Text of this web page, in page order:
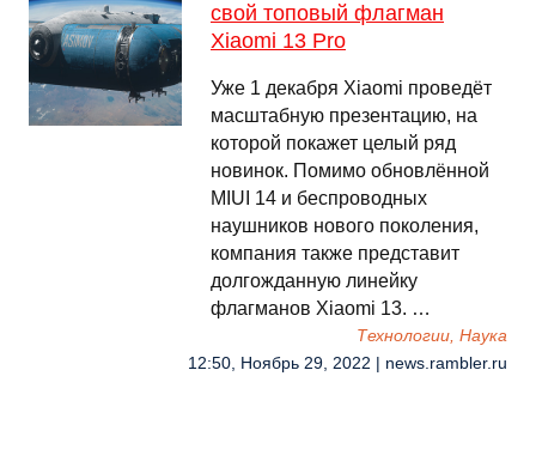
свой топовый флагман
Xiaomi 13 Pro
Уже 1 декабря Xiaomi проведёт
масштабную презентацию, на
которой покажет целый ряд
новинок. Помимо обновлённой
MIUI 14 и беспроводных
наушников нового поколения,
компания также представит
долгожданную линейку
флагманов Xiaomi 13. …
Технологии, Наука
12:50, Ноябрь 29, 2022 | news.rambler.ru